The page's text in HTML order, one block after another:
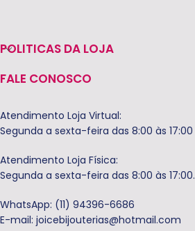
POLITICAS DA LOJA
FALE CONOSCO
Atendimento Loja Virtual:
Segunda a sexta-feira das 8:00 às 17:00
Atendimento Loja Física:
Segunda a sexta-feira das 8:00 às 17:00.
WhatsApp: (11) 94396-6686
E-mail: joicebijouterias@hotmail.com